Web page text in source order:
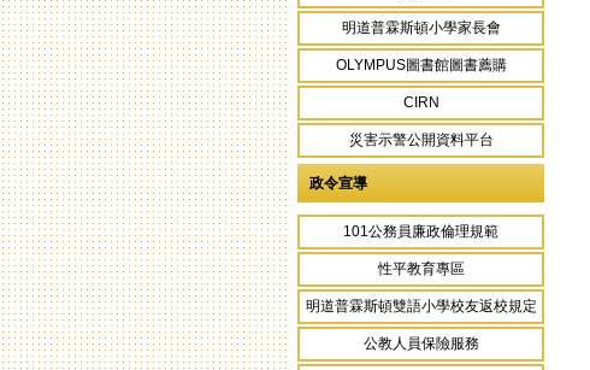
明道普霖斯頓小學家長會
OLYMPUS圖書館圖書薦購
CIRN
災害示警公開資料平台
政令宣導
101公務員廉政倫理規範
性平教育專區
明道普霖斯頓雙語小學校友返校規定
公教人員保險服務